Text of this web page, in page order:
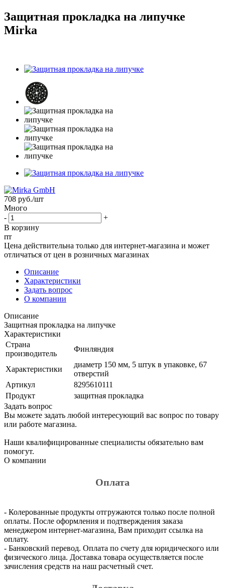
Защитная прокладка на липучке
Mirka
708 руб./шт
Много
-
+
В корзину
rrr
Цена действительна только для интернет-магазина и может
отличаться от цен в розничных магазинах
Описание
Характеристики
Задать вопрос
О компании
Описание
Защитная прокладка на липучке
Характеристики
Страна
производитель
Финляндия
Характеристики
диаметр 150 мм, 5 штук в упаковке, 67
отверстий
Артикул
8295610111
Продукт
защитная прокладка
Задать вопрос
Вы можете задать любой интересующий вас вопрос по товару
или работе магазина.
Наши квалифицированные специалисты обязательно вам
помогут.
О компании
Оплата
- Колерованные продукты отгружаются только после полной
оплаты. После оформления и подтверждения заказа
менеджером интернет-магазина, Вам приходит ссылка на
оплату.
- Банковский перевод. Оплата по счету для юридического или
физического лица. Доставка товара осуществляется после
зачисления средств на наш расчетный счет.